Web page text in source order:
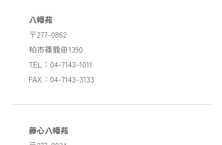
八幡苑
〒277-0862
柏市篠籠田1390
TEL：04-7143-1011
FAX：04-7143-3133
藤心八幡苑